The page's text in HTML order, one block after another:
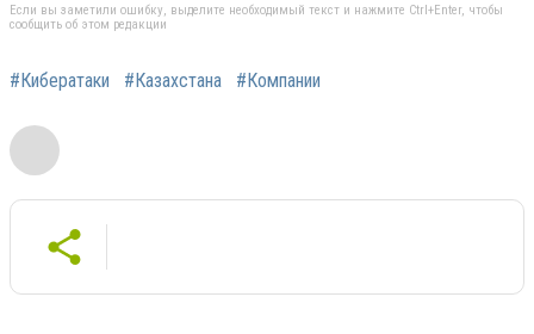
Если вы заметили ошибку, выделите необходимый текст и нажмите Ctrl+Enter, чтобы
сообщить об этом редакции
#Кибератаки #Казахстана #Компании